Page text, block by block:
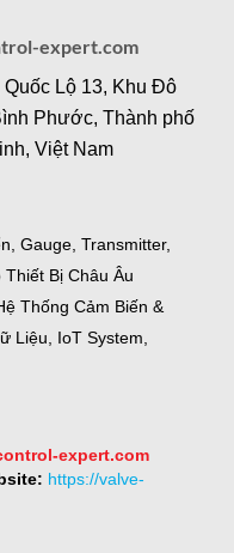
expert.com
Lộ 13, Khu Đô
Phước, Thành phố
Việt Nam
Gauge, Transmitter,
Thiết Bị Châu Âu
Thống Cảm Biến &
Liệu, IoT System,
expert.com
https://valve-